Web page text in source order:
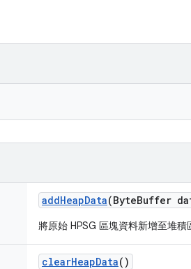
addHeapData(ByteBuffer
將原始 HPSG 區塊資料新增至堆積
clearHeapData()